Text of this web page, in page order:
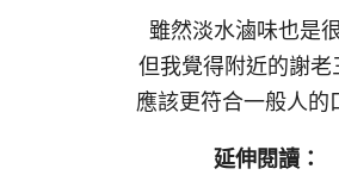
雖然淡水滷味也是
但我覺得附近的謝老
應該更符合一般人的
延伸閱讀：